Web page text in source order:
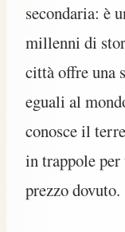
secondaria: è
millenni di
città offre una
eguali al
conosce il
in trappole
prezzo dovuto.